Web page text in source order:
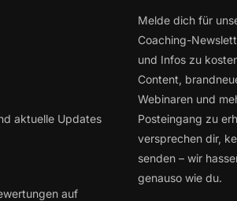
aktuelle Updates
auf
Melde dich für
Coaching-
und Infos zu
Content,
Webinaren und
Posteingang zu
versprechen dir,
senden – wir
genauso wie du.